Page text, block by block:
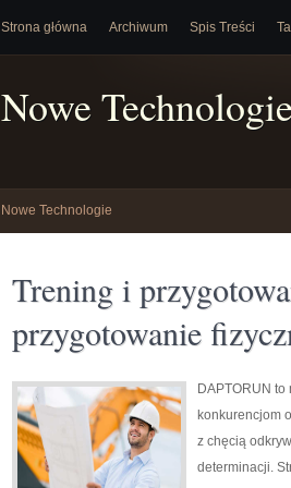
Strona główna Archiwum Spis Treści
Nowe
Nowe Technologie
Trening i
przygotowanie
DAPTORUN
konkurencjom
z chęcią
determinacji.